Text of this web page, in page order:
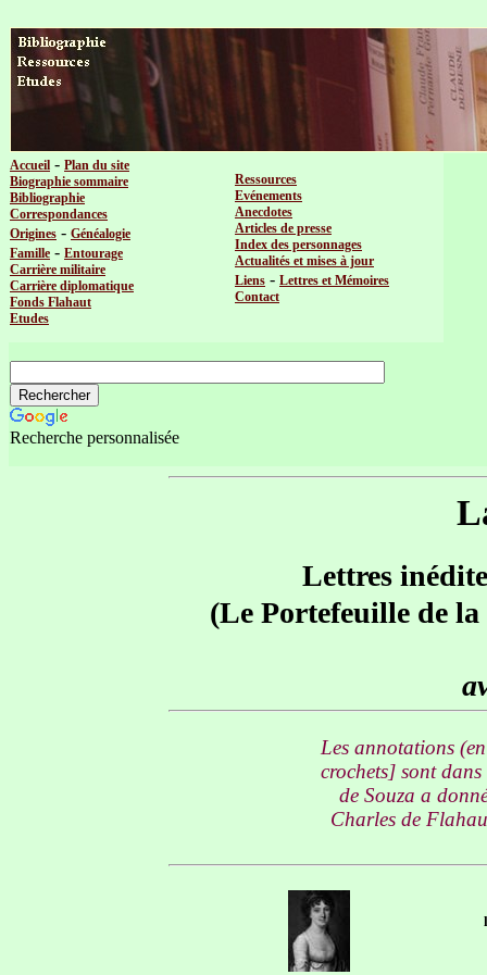
Accueil - Plan du site
Biographie sommaire
Bibliographie
Correspondances
Origines - Généalogie
Famille - Entourage
Carrière militaire
Carrière diplomatique
Fonds Flahaut
Etudes
Ressources
Evénements
Anecdotes
Articles de presse
Index des personnages
Actualités et mises à jour
Liens - Lettres et Mémoires
Contact
Recherche personnalisée
Lettres
(Le Portefeuille de
Les annotations
crochets] sont
de Souza a
Charles de